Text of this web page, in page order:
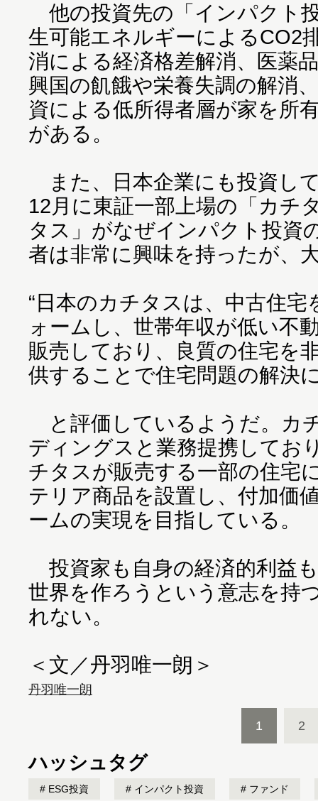
他の投資先の「インパクト
生可能エネルギーによるCO2
消による経済格差解消、医薬
興国の飢餓や栄養失調の解消
資による低所得者層が家を所
がある。
また、日本企業にも投資し
12月に東証一部上場の「カチ
タス」がなぜインパクト投資
者は非常に興味を持ったが、
“日本のカチタスは、中古住
ォームし、世帯年収が低い不
販売しており、良質の住宅を
供することで住宅問題の解決
と評価しているようだ。カ
ディングスと業務提携してお
チタスが販売する一部の住宅
テリア商品を設置し、付加価
ームの実現を目指している。
投資家も自身の経済的利益
世界を作ろうという意志を持
れない。
＜文／丹羽唯一朗＞
丹羽唯一朗
1 2
ハッシュタグ
ESG投資 インパクト投資 ファンド